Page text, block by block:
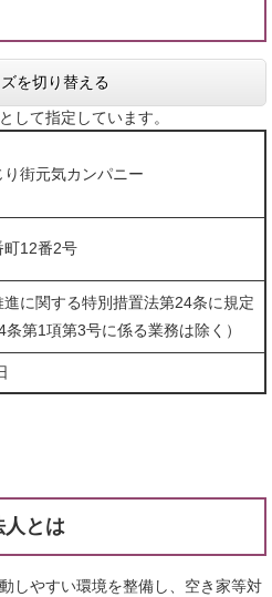
を切り替える
して指定しています。
街元気カンパニー
12番2号
に関する特別措置法第24条に規定
第1項第3号に係る業務は除く）
人とは
しやすい環境を整備し、空き家等対